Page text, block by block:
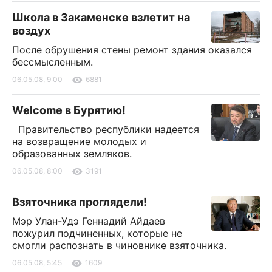
Школа в Закаменске взлетит на
воздух
После обрушения стены ремонт здания оказался
бессмысленным.
06.05.08, 9:00 6881
Welcome в Бурятию!
Правительство республики надеется
на возвращение молодых и
образованных земляков.
06.05.08, 8:00 3191
Взяточника проглядели!
Мэр Улан-Удэ Геннадий Айдаев
пожурил подчиненных, которые не
смогли распознать в чиновнике взяточника.
06.05.08, 5:45 1609